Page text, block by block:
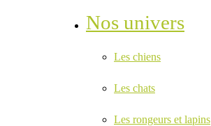
Nos univers
Les chiens
Les chats
Les rongeurs et lapins